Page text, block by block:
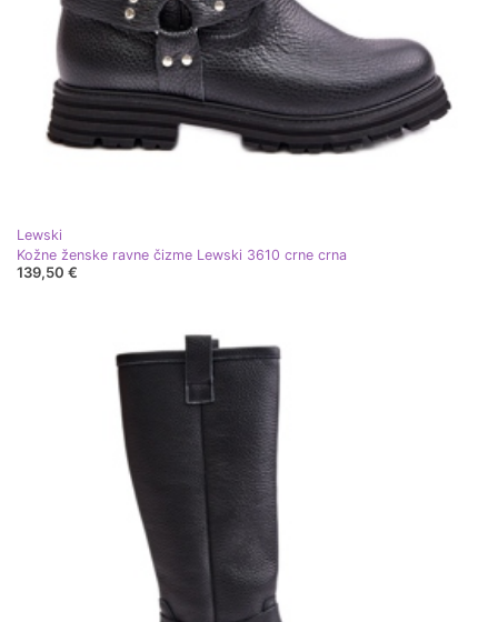
Lewski
Kožne ženske ravne čizme Lewski 3610 crne crna
139,50 €